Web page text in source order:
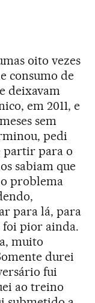
oito vezes
consumo de
deixavam
em 2011, e
sem
pedi
partir para o
sabiam que
problema
para lá, para
foi pior ainda.
muito
durei
fui
ao treino